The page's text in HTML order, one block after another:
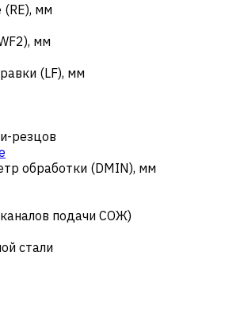
(RE), мм
мм
(LF), мм
резцов
обработки (DMIN), мм
подачи СОЖ)
стали